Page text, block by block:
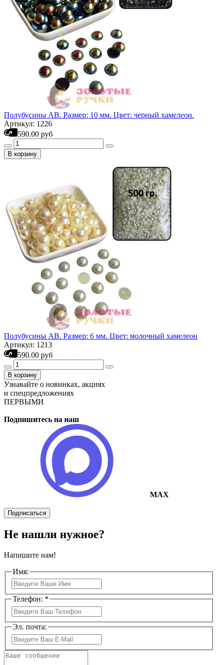
Полубусины АВ. Размер: 10 мм. Цвет: черный хамелеон.
Артикул: 1226
590.00 руб
В корзину
Полубусины АВ. Размер: 6 мм. Цвет: молочный хамелеон
Артикул: 1213
590.00 руб
В корзину
Узнавайте о новинках, акциях
и спецпредложениях
ПЕРВЫМИ
Подпишитесь на наш
MAX
Подписаться
Не нашли нужное?
Напишите нам!
Имя:
Телефон: *
Эл. почта: